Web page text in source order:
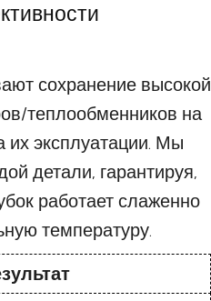
сохранение высокой
теплообменников на
их эксплуатации. Мы
детали, гарантируя,
работает слаженно
температуру.